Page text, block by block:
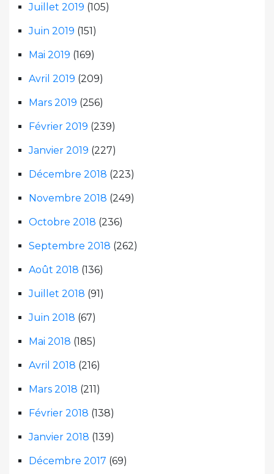
Juillet 2019 (105)
Juin 2019 (151)
Mai 2019 (169)
Avril 2019 (209)
Mars 2019 (256)
Février 2019 (239)
Janvier 2019 (227)
Décembre 2018 (223)
Novembre 2018 (249)
Octobre 2018 (236)
Septembre 2018 (262)
Août 2018 (136)
Juillet 2018 (91)
Juin 2018 (67)
Mai 2018 (185)
Avril 2018 (216)
Mars 2018 (211)
Février 2018 (138)
Janvier 2018 (139)
Décembre 2017 (69)